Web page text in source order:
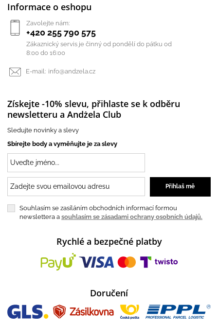
Informace o eshopu
Zavolejte nám:
+420 255 790 575
Zákaznický servis je činný od pondělí do pátku od
8:00 do 16:00
E-mail: info@andzela.cz
Získejte -10% slevu, přihlaste se k odběru
newsletteru a Andżela Club
Sledujte novinky a slevy
Sbírejte body a vyměňujte je za slevy
Souhlasím se zasíláním obchodních informací formou
newslettera a souhlasím se zásadami ochrany osobních údajů.
Rychlé a bezpečné platby
Doručení